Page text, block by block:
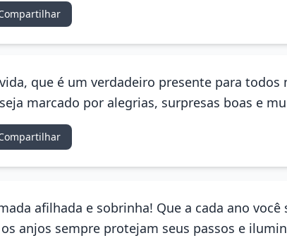
que é um verdadeiro presente para todos
marcado por alegrias, surpresas boas e
afilhada e sobrinha! Que a cada ano
anjos sempre protejam seus passos e